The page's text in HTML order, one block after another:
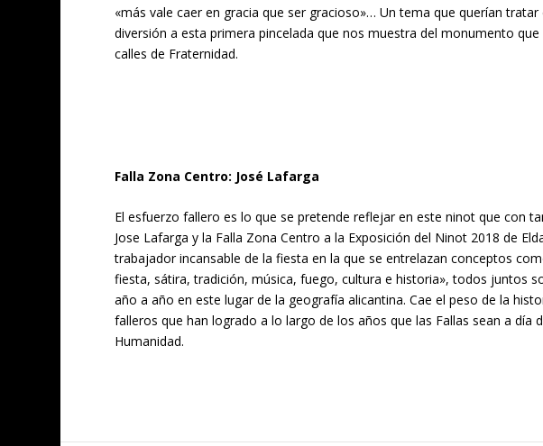
«más vale caer en gracia que ser gracioso»… Un tema que querían
diversión a esta primera pincelada que nos muestra del monumento
calles de Fraternidad.
Falla Zona Centro: José Lafarga
El esfuerzo fallero es lo que se pretende reflejar en este ninot que con
Jose Lafarga y la Falla Zona Centro a la Exposición del Ninot 2018 de
trabajador incansable de la fiesta en la que se entrelazan conceptos
fiesta, sátira, tradición, música, fuego, cultura e historia», todos juntos
año a año en este lugar de la geografía alicantina. Cae el peso de la
falleros que han logrado a lo largo de los años que las Fallas sean a día
Humanidad.